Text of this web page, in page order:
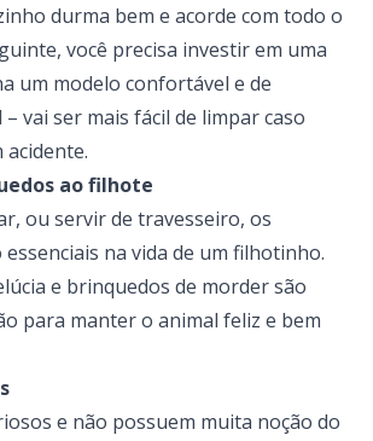
durma bem e acorde com todo o
você precisa investir em uma
um modelo confortável e de
vai ser mais fácil de limpar caso
acidente.
ao filhote
ou servir de travesseiro, os
na vida de um filhotinho.
e brinquedos de morder são
para manter o animal feliz e bem
e não possuem muita noção do